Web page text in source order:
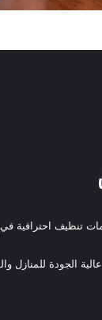
تنظيف احترافية في
الجودة للمنازل